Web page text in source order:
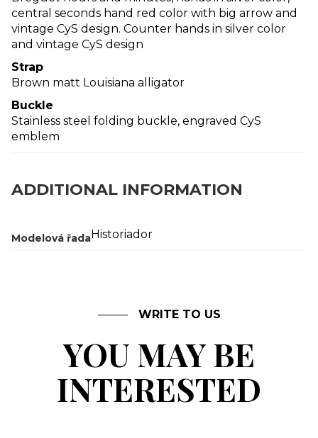
central seconds hand red color with big arrow and
vintage CyS design. Counter hands in silver color
and vintage CyS design
Strap
Brown matt Louisiana alligator
Buckle
Stainless steel folding buckle, engraved CyS
emblem
ADDITIONAL INFORMATION
Modelová řadaHistoriador
WRITE TO US
YOU MAY BE
INTERESTED